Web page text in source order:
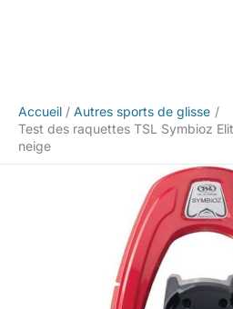
Accueil
Autres sports de glisse
Test des raquettes TSL Symbioz
neige